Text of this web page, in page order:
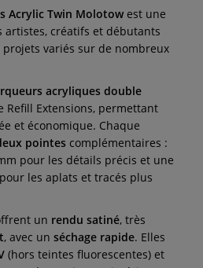
Acrylic Twin Molotow est une
artistes, créatifs et débutants
variés sur de nombreux
acryliques double
Refill Extensions, permettant
et économique. Chaque
pointes complémentaires :
pour les détails précis et une
les aplats et tracés plus
un rendu satiné, très
, avec un séchage rapide. Elles
(hors teintes fluorescentes) et